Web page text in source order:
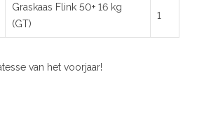
Graskaas Flink 50+ 16 kg
(GT)
1
van het voorjaar!